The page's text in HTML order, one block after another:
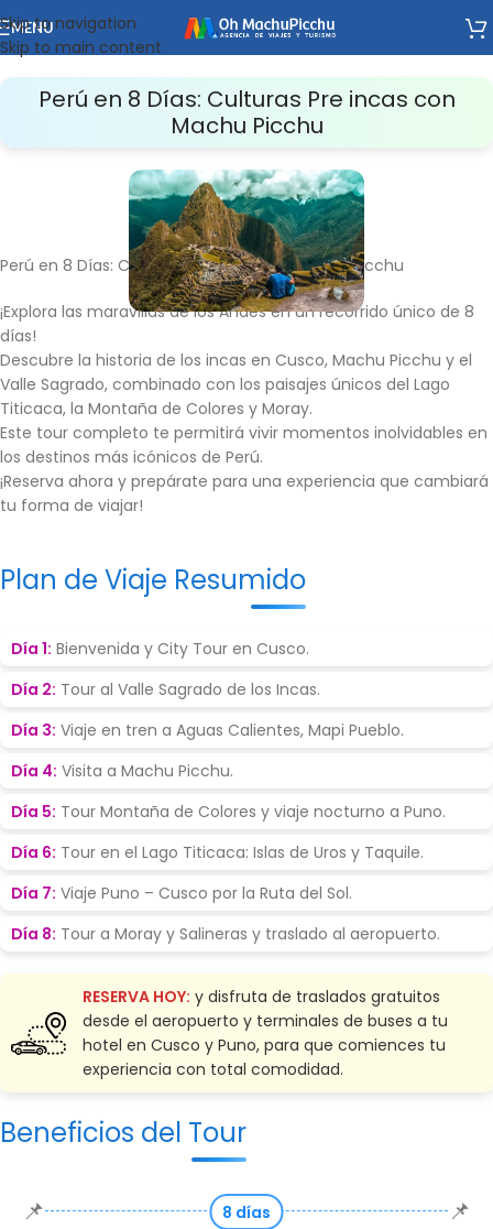
Skip to navigation
Skip to main content
MENU
Perú en 8 Días: Culturas Pre incas con
Machu Picchu
Perú en 8 Días: Culturas Pre incas con Machu Picchu
¡Explora las maravillas de los Andes en un recorrido único de 8
días!
Descubre la historia de los incas en Cusco, Machu Picchu y el
Valle Sagrado, combinado con los paisajes únicos del Lago
Titicaca, la Montaña de Colores y Moray.
Este tour completo te permitirá vivir momentos inolvidables en
los destinos más icónicos de Perú.
¡Reserva ahora y prepárate para una experiencia que cambiará
tu forma de viajar!
Plan de Viaje Resumido
Día 1: Bienvenida y City Tour en Cusco.
Día 2: Tour al Valle Sagrado de los Incas.
Día 3: Viaje en tren a Aguas Calientes, Mapi Pueblo.
Día 4: Visita a Machu Picchu.
Día 5: Tour Montaña de Colores y viaje nocturno a Puno.
Día 6: Tour en el Lago Titicaca: Islas de Uros y Taquile.
Día 7: Viaje Puno – Cusco por la Ruta del Sol.
Día 8: Tour a Moray y Salineras y traslado al aeropuerto.
RESERVA HOY: y disfruta de traslados gratuitos
desde el aeropuerto y terminales de buses a tu
hotel en Cusco y Puno, para que comiences tu
experiencia con total comodidad.
Beneficios del Tour
📌 8 días 📌